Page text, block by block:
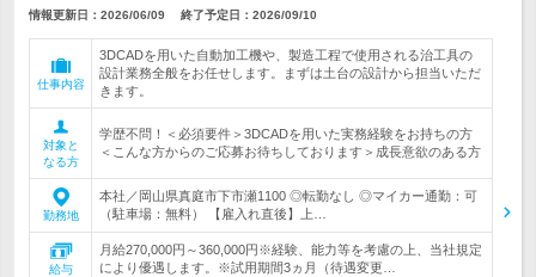
情報更新日：2026/06/09 終了予定日： 2026/09/10
仕事内容
3DCADを用いた自動加工機や、製造工程で使用される治工具の
設計業務全般をお任せします。まずは土台の設計から担当いただ
きます。
対象と
なる方
学歴不問！＜必須要件＞3DCADを用いた実務経験をお持ちの方
＜こんな方からのご応募お待ちしております＞成長意欲のある方
勤務地
本社／岡山県真庭市下市瀬1100 ◎転勤なし ◎マイカー通勤：可
（駐車場：無料） 【雇入れ直後】上…
給与
月給270,000円～360,000円※経験、能力等を考慮の上、当社規定
により優遇します。※試用期間3ヵ月（待遇変更…